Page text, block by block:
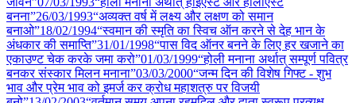
बनना”26/03/1993“अव्यक्त वर्ष में लक्ष्य और लक्षण को समान
बनाओ”18/02/1994“स्वमान की स्मृति का स्विच ऑन करने से देह भान के
अंधकार की समाप्ति”31/01/1998“पास विद ऑनर बनने के लिए हर खजाने का
एकाउण्ट चेक करके जमा करो”01/03/1999“होली मनाना अर्थात् सम्पूर्ण पवित्र
बनकर संस्कार मिलन मनाना”03/03/2000“जन्म दिन की विशेष गिफ्ट - शुभ
भाव और प्रेम भाव को इमर्ज कर क्रोध महाशत्रु पर विजयी